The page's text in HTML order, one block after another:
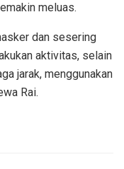
meluas.
dan sesering
aktivitas, selain
jarak, menggunakan
Rai.